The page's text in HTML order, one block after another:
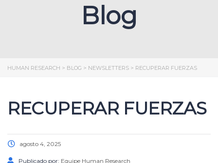
Blog
HUMAN RESEARCH > BLOG > NEWSLETTERS > RECUPERAR FUERZAS
RECUPERAR FUERZAS
agosto 4, 2025
Publicado por: Equipe Human Research